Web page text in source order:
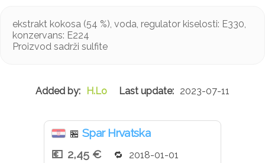
ekstrakt kokosa (54 %), voda, regulator kiselosti: E330,
konzervans: E224
Proizvod sadrži sulfite
H.Lo 2023-07-11
🏪 Spar Hrvatska
2,45 €
2018-01-01